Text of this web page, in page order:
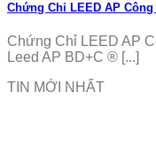
Chứng Chỉ LEED AP
Chứng Chỉ LEED AP
Leed AP BD+C ® [...]
TIN MỚI NHẤT